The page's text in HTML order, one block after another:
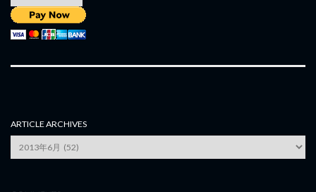
ARTICLE ARCHIVES
Article
Archives